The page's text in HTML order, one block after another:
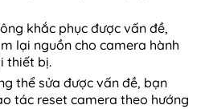
khắc phục được vấn đề,
lại nguồn cho camera hành
thiết bị.
thể sửa được vấn đề, bạn
tác reset camera theo hướng